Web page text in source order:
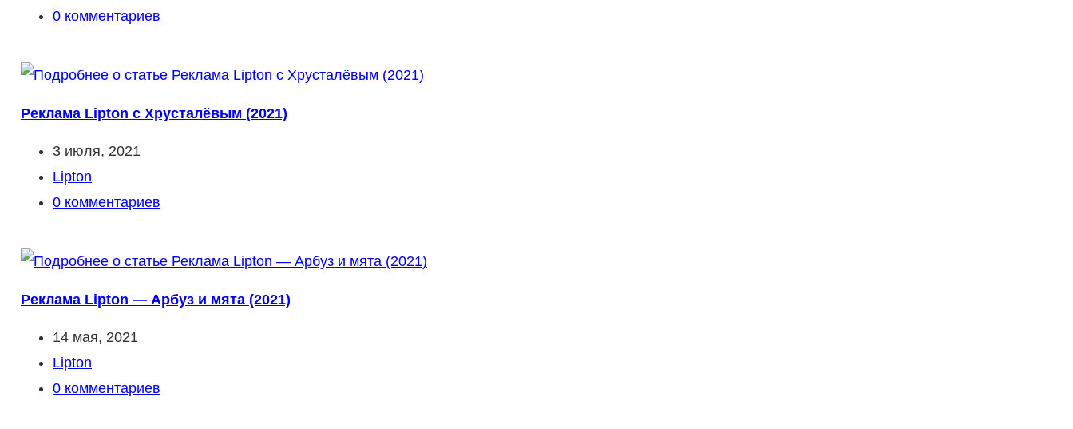
записи:
Комментарии
записи:
0 комментариев
Реклама Lipton с Хрусталёвым (2021)
Запись
опубликована:
3 июля, 2021
Рубрика
записи:
Lipton
Комментарии
записи:
0 комментариев
Реклама Lipton — Арбуз и мята (2021)
Запись
опубликована:
14 мая, 2021
Рубрика
записи:
Lipton
Комментарии
0 комментариев